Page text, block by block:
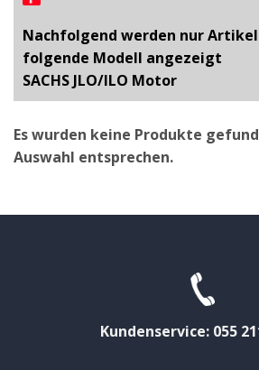
Nachfolgend werden nur
folgende Modell angezeigt
SACHS JLO/ILO Motor
Es wurden keine Produkte
Auswahl entsprechen.
Kundenservice: 055